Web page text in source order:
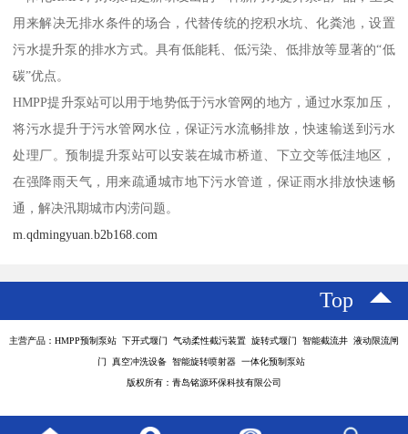
用来解决无排水条件的场合，代替传统的挖积水坑、化粪池，设置
污水提升泵的排水方式。具有低能耗、低污染、低排放等显著的“低
碳”优点。
HMPP提升泵站可以用于地势低于污水管网的地方，通过水泵加压，
将污水提升于污水管网水位，保证污水流畅排放，快速输送到污水
处理厂。预制提升泵站可以安装在城市桥道、下立交等低洼地区，
在强降雨天气，用来疏通城市地下污水管道，保证雨水排放快速畅
通，解决汛期城市内涝问题。
m.qdmingyuan.b2b168.com
Top
主营产品：HMPP预制泵站 下开式堰门 气动柔性截污装置 旋转式堰门 智能截流井 液动限流闸
门 真空冲洗设备 智能旋转喷射器 一体化预制泵站
版权所有：青岛铭源环保科技有限公司